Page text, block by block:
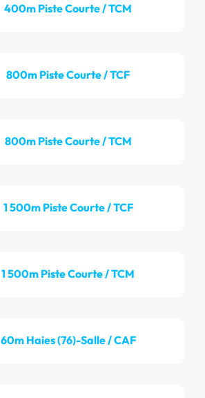
400m Piste Courte / TCM
800m Piste Courte / TCF
800m Piste Courte / TCM
1 500m Piste Courte / TCF
1 500m Piste Courte / TCM
60m Haies (76)-Salle / CAF